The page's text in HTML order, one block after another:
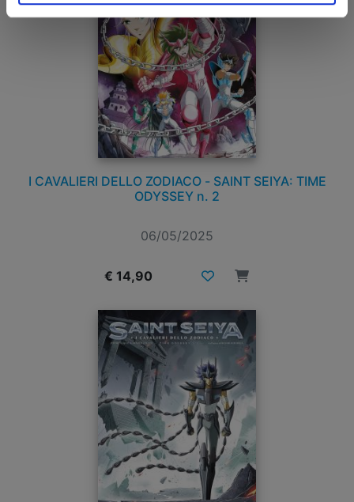
I CAVALIERI DELLO ZODIACO - SAINT SEIYA: TIME
ODYSSEY n. 2
06/05/2025
€ 14,90